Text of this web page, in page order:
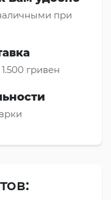
при
гривен